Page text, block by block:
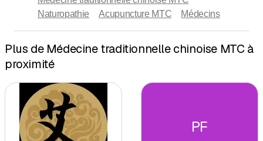
Naturopathie
Acupuncture MTC Médecins
Plus de Médecine traditionnelle chinoise MTC à
proximité
PF